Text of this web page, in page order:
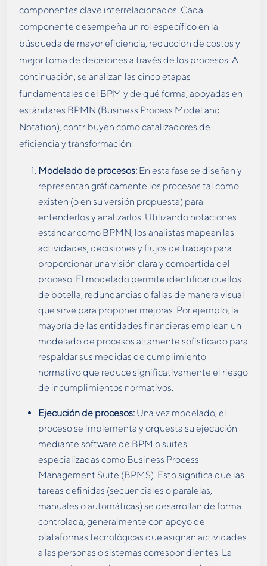
componentes clave interrelacionados. Cada
componente desempeña un rol específico en la
búsqueda de mayor eficiencia, reducción de costos y
mejor toma de decisiones a través de los procesos. A
continuación, se analizan las cinco etapas
fundamentales del BPM y de qué forma, apoyadas en
estándares BPMN (Business Process Model and
Notation), contribuyen como catalizadores de
eficiencia y transformación:
Modelado de procesos: En esta fase se diseñan y
representan gráficamente los procesos tal como
existen (o en su versión propuesta) para
entenderlos y analizarlos. Utilizando notaciones
estándar como BPMN, los analistas mapean las
actividades, decisiones y flujos de trabajo para
proporcionar una visión clara y compartida del
proceso​. El modelado permite identificar cuellos
de botella, redundancias o fallas de manera visual
que sirve para proponer mejoras. Por ejemplo, la
mayoría de las entidades financieras emplean un
modelado de procesos altamente sofisticado para
respaldar sus medidas de cumplimiento
normativo que reduce significativamente el riesgo
de incumplimientos normativos.
Ejecución de procesos: Una vez modelado, el
proceso se implementa y orquesta su ejecución
mediante software de BPM o suites
especializadas como Business Process
Management Suite (BPMS). Esto significa que las
tareas definidas (secuenciales o paralelas,
manuales o automáticas) se desarrollan de forma
controlada, generalmente con apoyo de
plataformas tecnológicas que asignan actividades
a las personas o sistemas correspondientes. La